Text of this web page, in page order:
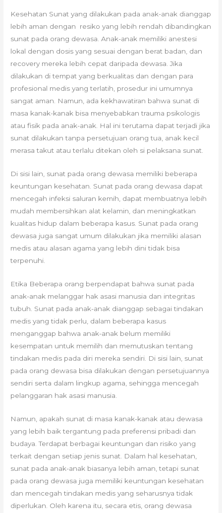
Kesehatan Sunat yang dilakukan pada anak-anak dianggap
lebih aman dengan resiko yang lebih rendah dibandingkan
sunat pada orang dewasa. Anak-anak memiliki anestesi
lokal dengan dosis yang sesuai dengan berat badan, dan
recovery mereka lebih cepat daripada dewasa. Jika
dilakukan di tempat yang berkualitas dan dengan para
profesional medis yang terlatih, prosedur ini umumnya
sangat aman. Namun, ada kekhawatiran bahwa sunat di
masa kanak-kanak bisa menyebabkan trauma psikologis
atau fisik pada anak-anak. Hal ini terutama dapat terjadi jika
sunat dilakukan tanpa persetujuan orang tua, anak kecil
merasa takut atau terlalu ditekan oleh si pelaksana sunat.
Di sisi lain, sunat pada orang dewasa memiliki beberapa
keuntungan kesehatan. Sunat pada orang dewasa dapat
mencegah infeksi saluran kemih, dapat membuatnya lebih
mudah membersihkan alat kelamin, dan meningkatkan
kualitas hidup dalam beberapa kasus. Sunat pada orang
dewasa juga sangat umum dilakukan jika memiliki alasan
medis atau alasan agama yang lebih dini tidak bisa
terpenuhi.
Etika Beberapa orang berpendapat bahwa sunat pada
anak-anak melanggar hak asasi manusia dan integritas
tubuh. Sunat pada anak-anak dianggap sebagai tindakan
medis yang tidak perlu, dalam beberapa kasus
menganggap bahwa anak-anak belum memiliki
kesempatan untuk memilih dan memutuskan tentang
tindakan medis pada diri mereka sendiri. Di sisi lain, sunat
pada orang dewasa bisa dilakukan dengan persetujuannya
sendiri serta dalam lingkup agama, sehingga mencegah
pelanggaran hak asasi manusia.
Namun, apakah sunat di masa kanak-kanak atau dewasa
yang lebih baik tergantung pada preferensi pribadi dan
budaya. Terdapat berbagai keuntungan dan risiko yang
terkait dengan setiap jenis sunat. Dalam hal kesehatan,
sunat pada anak-anak biasanya lebih aman, tetapi sunat
pada orang dewasa juga memiliki keuntungan kesehatan
dan mencegah tindakan medis yang seharusnya tidak
diperlukan. Oleh karena itu, secara etis, orang dewasa